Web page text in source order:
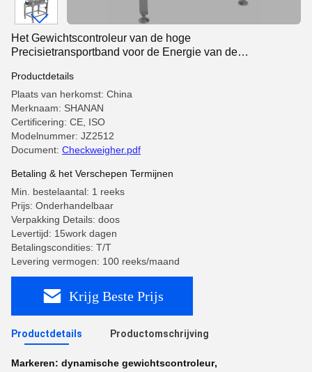
Het Gewichtscontroleur van de hoge
Precisietransportband voor de Energie van de
Productdetails
Plaats van herkomst: China
Merknaam: SHANAN
Certificering: CE, ISO
Modelnummer: JZ2512
Document: Checkweigher.pdf
Betaling & het Verschepen Termijnen
Min. bestelaantal: 1 reeks
Prijs: Onderhandelbaar
Verpakking Details: doos
Levertijd: 15work dagen
Betalingscondities: T/T
Levering vermogen: 100 reeks/maand
Krijg Beste Prijs
Productdetails Productomschrijving
Markeren: dynamische gewichtscontroleur,